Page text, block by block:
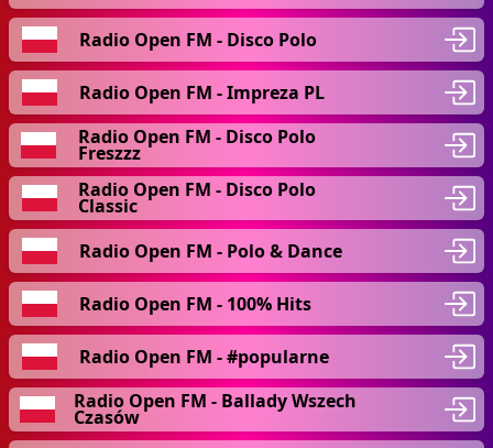
Radio Open FM - Disco Polo
Radio Open FM - Impreza PL
Radio Open FM - Disco Polo
Freszzz
Radio Open FM - Disco Polo
Classic
Radio Open FM - Polo & Dance
Radio Open FM - 100% Hits
Radio Open FM - #popularne
Radio Open FM - Ballady Wszech
Czasów